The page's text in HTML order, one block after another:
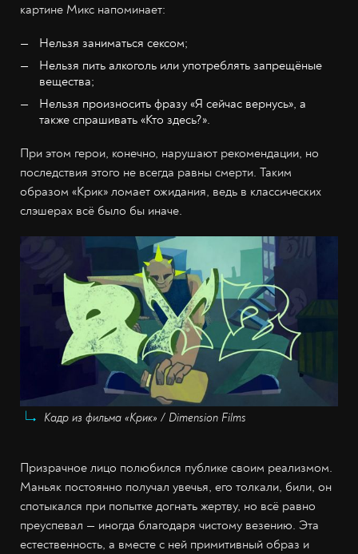
картине Микс напоминает:
Нельзя заниматься сексом;
Нельзя пить алкоголь или употреблять запрещёные
вещества;
Нельзя произносить фразу «Я сейчас вернусь», а
также спрашивать «Кто здесь?».
При этом герои, конечно, нарушают рекомендации, но
последствия этого не всегда равны смерти. Таким
образом «Крик» ломает ожидания, ведь в классических
слэшерах всё было бы иначе.
Кадр из фильма «Крик» / Dimension Films
Призрачное лицо полюбился публике своим реализмом.
Маньяк постоянно получал увечья, его толкали, били, он
спотыкался при попытке догнать жертву, но всё равно
преуспевал — иногда благодаря чистому везению. Эта
естественность, а вместе с ней примитивный образ и